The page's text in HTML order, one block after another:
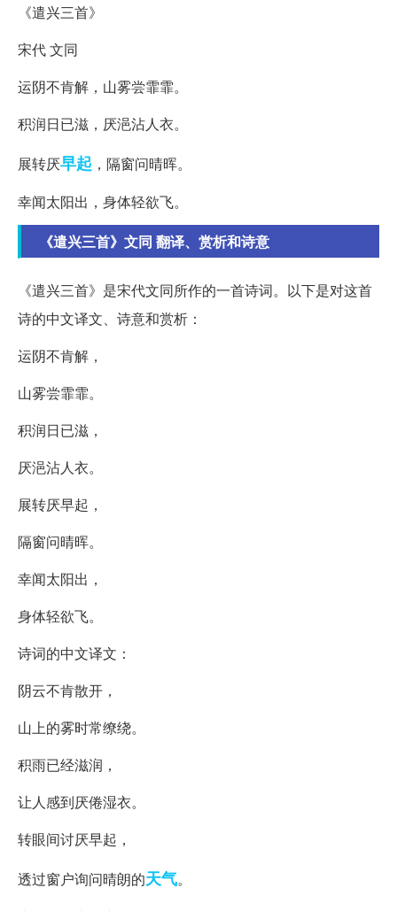
《遣兴三首》
宋代 文同
运阴不肯解，山雾尝霏霏。
积润日已滋，厌浥沾人衣。
展转厌早起 ，隔窗问晴晖。
幸闻太阳出，身体轻欲飞。
《遣兴三首》文同 翻译、赏析和诗意
《遣兴三首》是宋代文同所作的一首诗词。以下是对这首
诗的中文译文、诗意和赏析：
运阴不肯解，
山雾尝霏霏。
积润日已滋，
厌浥沾人衣。
展转厌早起，
隔窗问晴晖。
幸闻太阳出，
身体轻欲飞。
诗词的中文译文：
阴云不肯散开，
山上的雾时常缭绕。
积雨已经滋润，
让人感到厌倦湿衣。
转眼间讨厌早起，
透过窗户询问晴朗的天气。